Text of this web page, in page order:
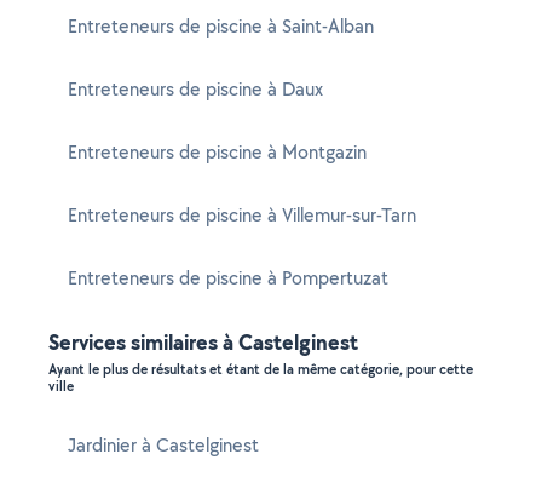
Entreteneurs de piscine à Saint-Alban
Entreteneurs de piscine à Daux
Entreteneurs de piscine à Montgazin
Entreteneurs de piscine à Villemur-sur-Tarn
Entreteneurs de piscine à Pompertuzat
Services similaires à Castelginest
Ayant le plus de résultats et étant de la même catégorie, pour cette
ville
Jardinier à Castelginest